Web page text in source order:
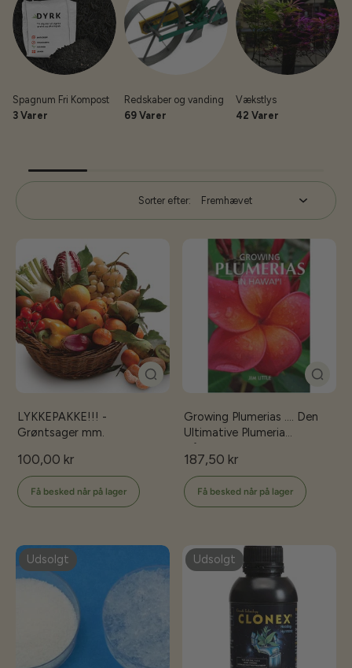
Spagnum Fri Kompost
3 Varer
Redskaber og vanding
69 Varer
Vækstlys
42 Varer
Sorter efter:
LYKKEPAKKE!!! -
Grøntsager mm.
100,00 kr
Få besked når på lager
Growing Plumerias .... Den
Ultimative Plumeria
Håndbog
187,50 kr
Få besked når på lager
Udsolgt Udsolgt